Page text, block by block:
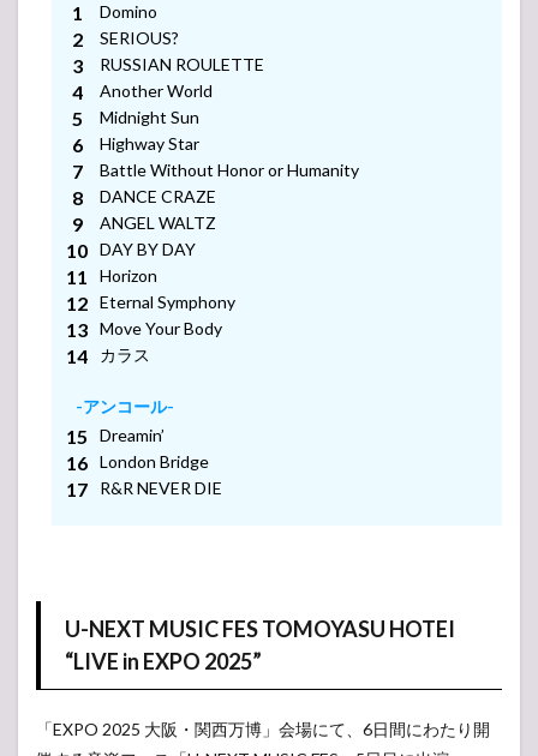
-アンコール-
-アンコール-
-アンコール-
-アンコール-
Domino
SERIOUS?
RUSSIAN ROULETTE
Another World
Midnight Sun
Highway Star
Battle Without Honor or Humanity
DANCE CRAZE
ANGEL WALTZ
DAY BY DAY
Horizon
Eternal Symphony
Move Your Body
カラス
-アンコール-
Dreamin’
London Bridge
R&R NEVER DIE
U-NEXT MUSIC FES TOMOYASU HOTEI
“LIVE in EXPO 2025”
「EXPO 2025 大阪・関西万博」会場にて、6日間にわたり開